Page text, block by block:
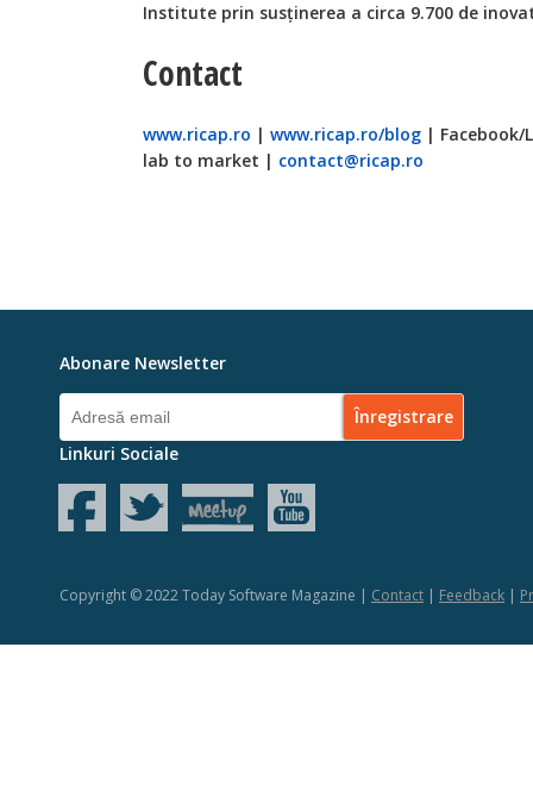
Institute prin susținerea a circa 9.700 de
Contact
www.ricap.ro | www.ricap.ro/blog | Facebook/
lab to market | contact@ricap.ro
Abonare Newsletter
Linkuri Sociale
Copyright © 2022 Today Software Magazine | Contact | Feedback |